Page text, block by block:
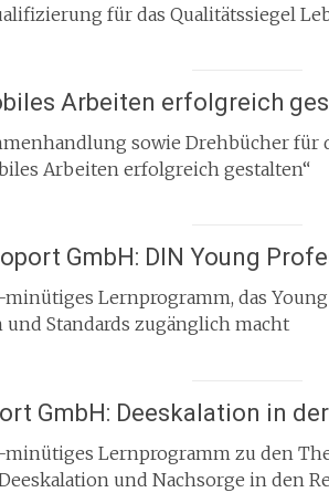
für das Qualitätssiegel
Arbeiten erfolgreich
sowie Drehbücher für
Arbeiten erfolgreich gestalten“
GmbH: DIN Young
Lernprogramm, das
Standards zugänglich macht
GmbH: Deeskalation in
Lernprogramm zu den
und Nachsorge in den